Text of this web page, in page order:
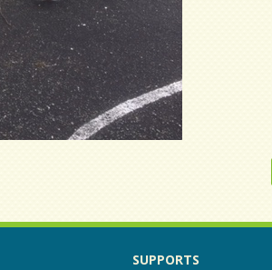
SUPPORTS